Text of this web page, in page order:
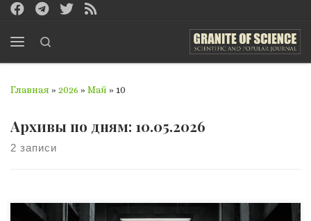
Перейти к содержимому
Главная » 2026 » Май » 10
Архивы по дням: 10.05.2026
2 записи